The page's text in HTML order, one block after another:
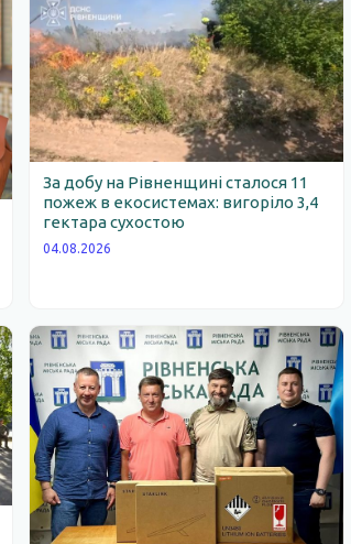
За добу на Рівненщині сталося 11
пожеж в екосистемах: вигоріло 3,4
гектара сухостою
04.08.2026